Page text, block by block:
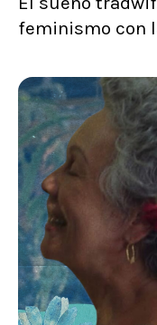
feminismo con